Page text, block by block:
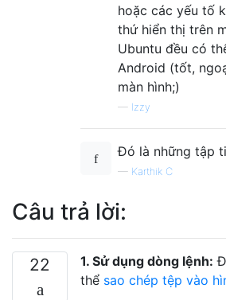
hoặc các yếu tố
thứ hiển thị trên
Ubuntu đều có
Android (tốt,
màn hình;)
— Izzy
Đó là những tập
— Karthik C
Câu trả lời:
22 1. Sử dụng dòng lệnh:
thể sao chép tệp vào